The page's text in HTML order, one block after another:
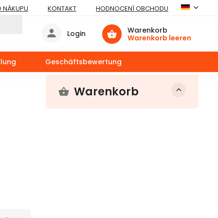
NÁKUPU KONTAKT HODNOCENÍ OBCHODU
Warenkorb
Warenkorb leeren
Login
Geschäftsbewertung
Warenkorb